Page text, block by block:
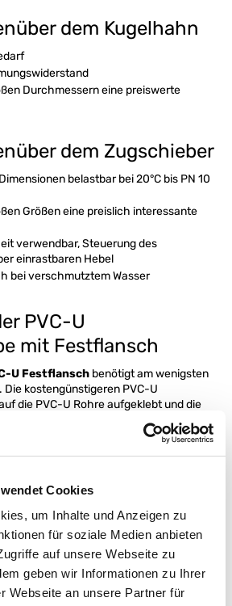
Cookies
um Inhalte und Anzeigen zu
für soziale Medien anbieten
auf unsere Webseite zu
geben wir Informationen zu Ihrer
Webseite an unsere Partner für
dem Kugelhahn
Durchmessern eine preiswerte
dem Zugschieber
belastbar bei 20°C bis PN 10
Größen eine preislich interessante
verwendbar, Steuerung des
einrastbaren Hebel
bei verschmutztem Wasser
PVC-U
mit Festflansch
U Festflansch benötigt am wenigsten
Die kostengünstigeren PVC-U
die PVC-U Rohre aufgeklebt und die
verzinkten Schrauben fixieren
sind diePVC-U Bundbuchsen
verbunden, d.h. Bundbuchse und
PVC Fitting. Die Abdichtung befindet
Bundbuchse und